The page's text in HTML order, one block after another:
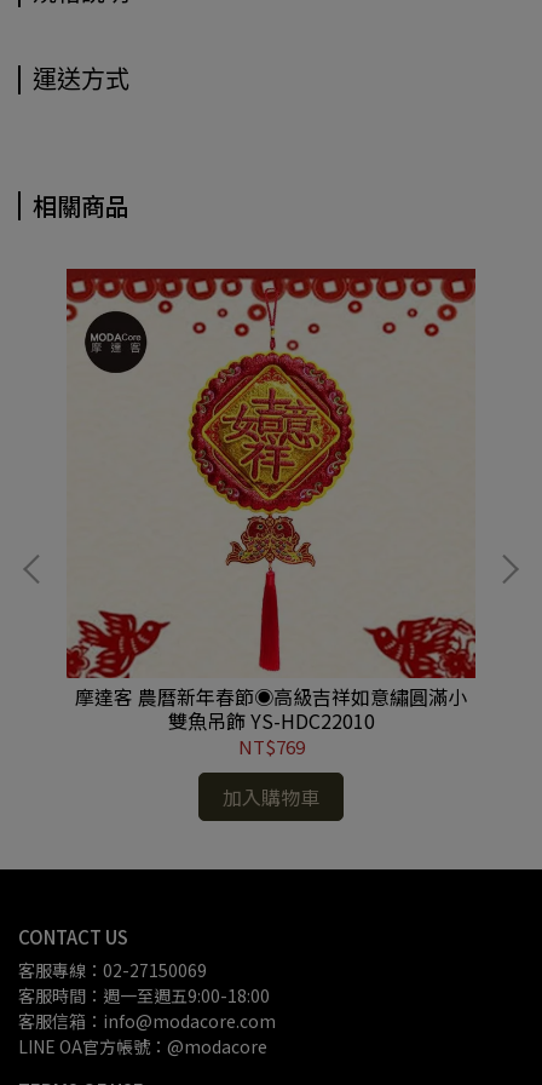
運送方式
相關商品
摩達客 農曆新年春節◉高級吉祥如意繡圓滿小
雙魚吊飾 YS-HDC22010
NT$769
加入購物車
CONTACT US
客服專線：02-27150069
客服時間：週一至週五9:00-18:00
客服信箱：info@modacore.com
LINE OA官方帳號：@modacore